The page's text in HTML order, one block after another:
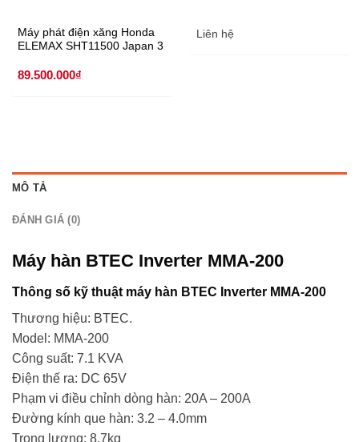
Máy phát điện xăng Honda
ELEMAX SHT11500 Japan 3
89.500.000₫
Liên hệ
MÔ TẢ
ĐÁNH GIÁ (0)
Máy hàn BTEC Inverter MMA-200
Thông số kỹ thuật máy hàn BTEC Inverter MMA-200
Thương hiệu: BTEC.
Model: MMA-200
Công suất: 7.1 KVA
Điện thế ra: DC 65V
Phạm vi điều chỉnh dòng hàn: 20A – 200A
Đường kính que hàn: 3.2 – 4.0mm
Trọng lượng: 8.7kg